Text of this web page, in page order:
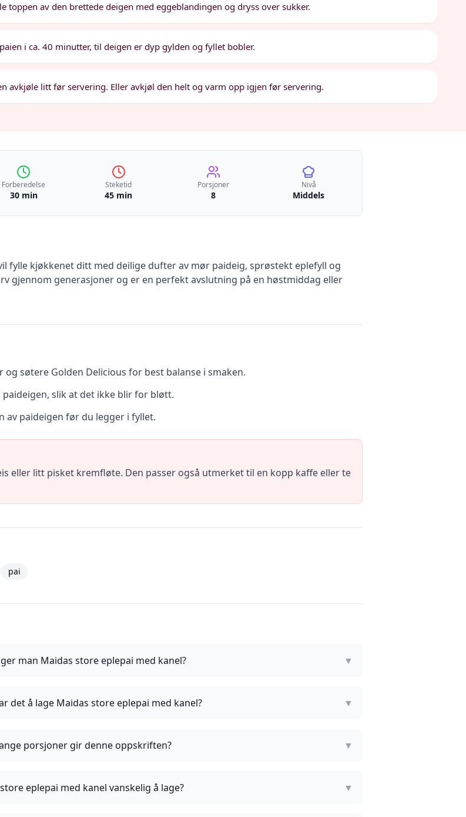
toppen av den brettede deigen med eggeblandingen og dryss over sukker.
i ca. 40 minutter, til deigen er dyp gylden og fyllet bobler.
avkjøle litt før servering. Eller avkjøl den helt og varm opp igjen før servering.
Forberedelse
30 min
Steketid
45 min
Porsjoner
8
Nivå
Middels
fylle kjøkkenet ditt med deilige dufter av mør paideig, sprøstekt eplefyll og
gjennom generasjoner og er en perfekt avslutning på en høstmiddag eller
søtere Golden Delicious for best balanse i smaken.
slik at det ikke blir for bløtt.
av paideigen før du legger i fyllet.
eller litt pisket kremfløte. Den passer også utmerket til en kopp kaffe eller te
pai
man Maidas store eplepai med kanel? ▼
det å lage Maidas store eplepai med kanel? ▼
porsjoner gir denne oppskriften? ▼
eplepai med kanel vanskelig å lage? ▼